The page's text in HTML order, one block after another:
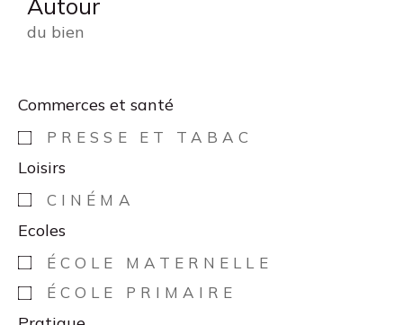
Autour
du bien
Commerces et santé
PRESSE ET TABAC
Loisirs
CINÉMA
Ecoles
ÉCOLE MATERNELLE
ÉCOLE PRIMAIRE